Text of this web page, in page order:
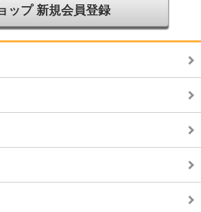
ップ 新規会員登録